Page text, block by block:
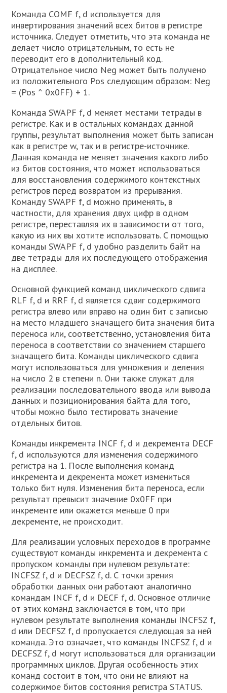
Команда COMF f, d используется для
инвертирования значений всех битов в регистре
источника. Следует отметить, что эта команда не
делает число отрицательным, то есть не
переводит его в дополнительный код.
Отрицательное число Neg может быть получено
из положительного Pos следующим образом: Neg
= (Pos ^ 0x0FF) + 1.
Команда SWAPF f, d меняет местами тетрады в
регистре. Как и в остальных командах данной
группы, результат выполнения может быть записан
как в регистре w, так и в регистре-источнике.
Данная команда не меняет значения какого либо
из битов состояния, что может использоваться
для восстановления содержимого контекстных
регистров перед возвратом из прерывания.
Команду SWAPF f, d можно применять, в
частности, для хранения двух цифр в одном
регистре, переставляя их в зависимости от того,
какую из них вы хотите использовать. С помощью
команды SWAPF f, d удобно разделить байт на
две тетрады для их последующего отображения
на дисплее.
Основной функцией команд циклического сдвига
RLF f, d и RRF f, d является сдвиг содержимого
регистра влево или вправо на один бит с записью
на место младшего значащего бита значения бита
переноса или, соответственно, установления бита
переноса в соответствии со значением старшего
значащего бита. Команды циклического сдвига
могут использоваться для умножения и деления
на число 2 в степени n. Они также служат для
реализации последовательного ввода или вывода
данных и позиционирования байта для того,
чтобы можно было тестировать значение
отдельных битов.
Команды инкремента INCF f, d и декремента DECF
f, d используются для изменения содержимого
регистра на 1. После выполнения команд
инкремента и декремента может измениться
только бит нуля. Изменения бита переноса, если
результат превысит значение 0x0FF при
инкременте или окажется меньше 0 при
декременте, не происходит.
Для реализации условных переходов в программе
существуют команды инкремента и декремента с
пропуском команды при нулевом результате:
INCFSZ f, d и DECFSZ f, d. С точки зрения
обработки данных они работают аналогично
командам INCF f, d и DECF f, d. Основное отличие
от этих команд заключается в том, что при
нулевом результате выполнения команды INCFSZ f,
d или DECFSZ f, d пропускается следующая за ней
команда. Это означает, что команды INCFSZ f, d и
DECFSZ f, d могут использоваться для организации
программных циклов. Другая особенность этих
команд состоит в том, что они не влияют на
содержимое битов состояния регистра STATUS.